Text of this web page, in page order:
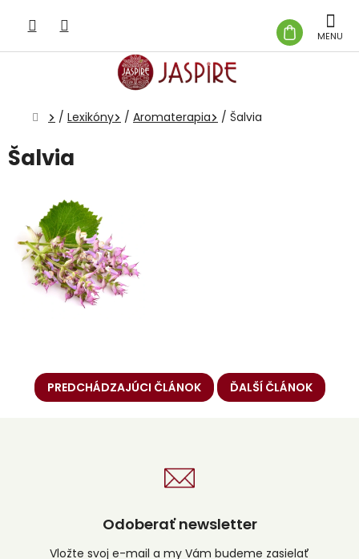
obsah
KOŠÍK
Domov
/ Lexikóny / Aromaterapia / Šalvia
Šalvia
PREDCHÁDZAJÚCI ČLÁNOK ĎALŠÍ ČLÁNOK
Odoberať newsletter
Vložte svoj e-mail a my Vám budeme zasielať